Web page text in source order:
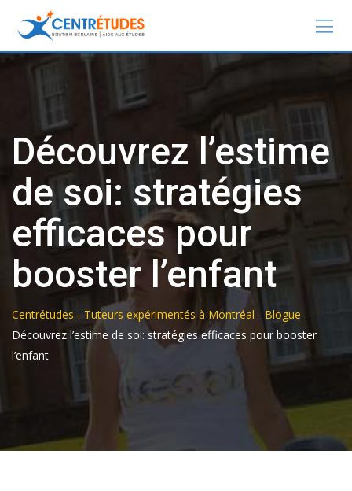
Découvrez l’estime
de soi: stratégies
efficaces pour
booster l’enfant
Centrétudes - Tuteurs expérimentés à Montréal - Blogue -
Découvrez l’estime de soi: stratégies efficaces pour booster
l’enfant